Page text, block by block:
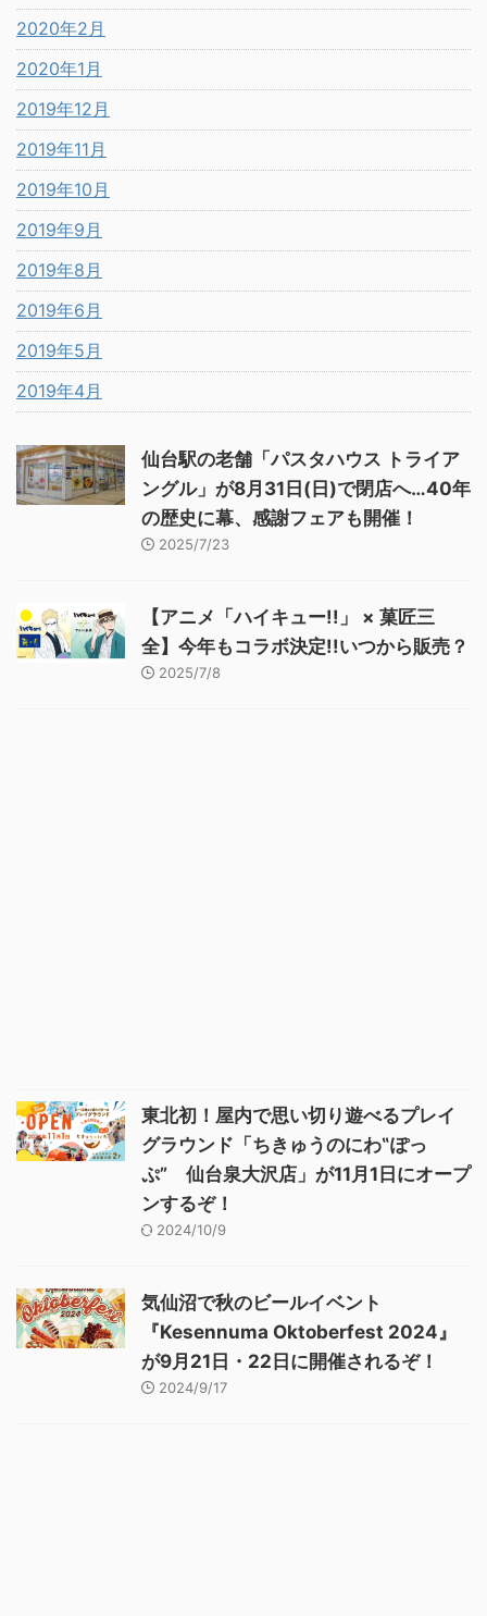
2020年2月
2020年1月
2019年12月
2019年11月
2019年10月
2019年9月
2019年8月
2019年6月
2019年5月
2019年4月
仙台駅の老舗「パスタハウス トライア
ングル」が8月31日(日)で閉店へ…40年
の歴史に幕、感謝フェアも開催！
2025/7/23
【アニメ「ハイキュー!!」 × 菓匠三
全】今年もコラボ決定!!いつから販売？
2025/7/8
東北初！屋内で思い切り遊べるプレイ
グラウンド「ちきゅうのにわ‟ぽっ
ぷ” 仙台泉大沢店」が11月1日にオープ
ンするぞ！
2024/10/9
気仙沼で秋のビールイベント
『Kesennuma Oktoberfest 2024』
が9月21日・22日に開催されるぞ！
2024/9/17